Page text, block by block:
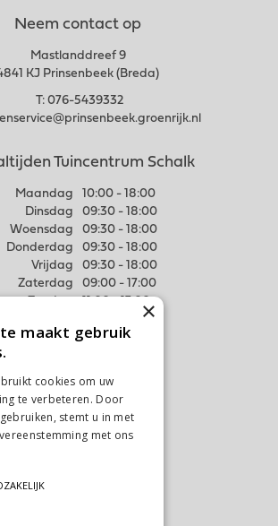
Neem contact op
Mastlanddreef 9
KJ Prinsenbeek (Breda)
T: 076-5439332
Tuincentrum Schalk
Maandag
10:00 - 18:00
Dinsdag
09:30 - 18:00
Woensdag
09:30 - 18:00
Donderdag
09:30 - 18:00
Vrijdag
09:30 - 18:00
Zaterdag
09:00 - 17:00
Meer weten
Algemene voorwaarden
Privacy Statement
Disclaimer
×
maakt gebruik
cookies om uw
te verbeteren. Door
stemt u in met
met ons